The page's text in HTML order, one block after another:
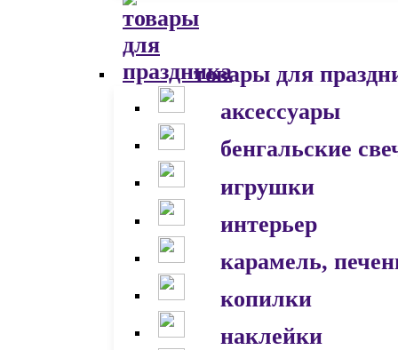
товары для
аксессуары
бенгальские
игрушки
интерьер
карамель,
копилки
наклейки